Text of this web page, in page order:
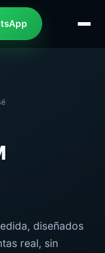
diseñados
real, sin